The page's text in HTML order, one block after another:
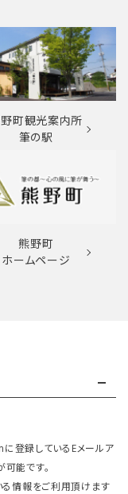
町観光案内所
筆の駅
熊野町
ホームページ
登録しているEメールア
能です。
情報をご利用頂けます